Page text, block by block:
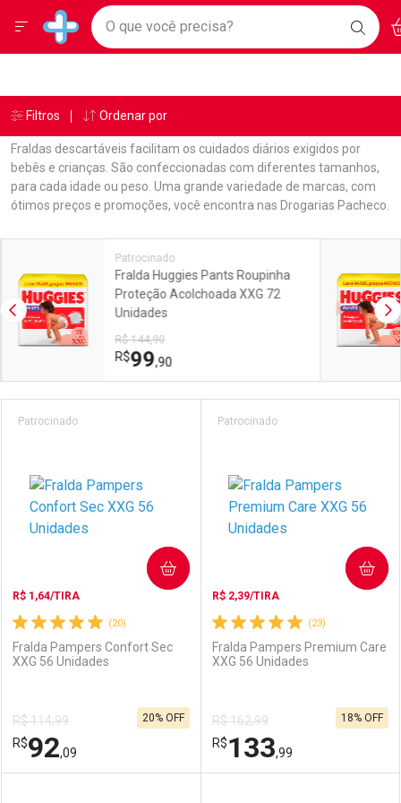
Drogarias Pacheco
Baixe nosso APP e aproveite Ofertas Exclusivas!
BAIXE
O APP
Ir direto para a home
pela página
Ir direto para o conteúdo
Ir direto para a busca
Ir direto para a ajuda
Ir direto para a notificações
Ir direto para o carrinho
Ir direto para o menu
Faça a sua busca
O que você precisa?
Menu
Breadcrumb
Drogarias Pacheco Fraldas
Fraldas descartáveis facilitam os cuidados diários exigidos por
bebês e crianças. São confeccionadas com diferentes tamanhos,
para cada idade ou peso. Uma grande variedade de marcas, com
ótimos preços e promoções, você encontra nas Drogarias Pacheco.
Linkagens Internas em Destaque
Promoções em Destaque
Imagem Anterior
Patrocinado
Fralda Huggies Pants Roupinha
Proteção Acolchoada XXG 72
Unidades
R$ 144,90
R$99,90
Prateleira
(20)
R$ 1,64/TIRA
Fralda Pampers Confort Sec
XXG 56 Unidades
Patrocinado
R$ 114,99
R$92,09
20% OFF
COMPRAR
(23)
R$ 2,39/TIRA
Fralda Pampers Premium Care
XXG 56 Unidades
Patrocinado
R$ 162,99
R$133,99
18% OFF
COMPRAR
Âncoras
Filtros Ordenar por